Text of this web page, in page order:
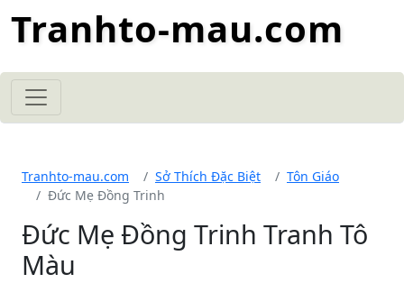
Tranhto-mau.com
Tranhto-mau.com Sở Thích Đặc Biệt
Tôn Giáo
Đức Mẹ Đồng Trinh
Đức Mẹ Đồng Trinh Tranh Tô
Màu